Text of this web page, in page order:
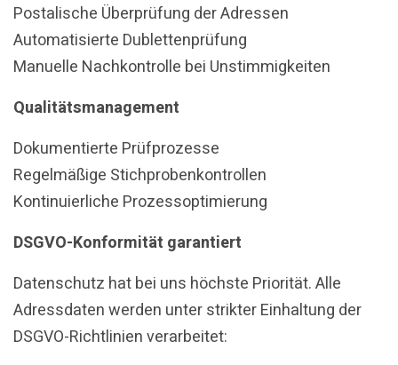
Postalische Überprüfung der Adressen
Automatisierte Dublettenprüfung
Manuelle Nachkontrolle bei Unstimmigkeiten
Qualitätsmanagement
Dokumentierte Prüfprozesse
Regelmäßige Stichprobenkontrollen
Kontinuierliche Prozessoptimierung
DSGVO-Konformität garantiert
Datenschutz hat bei uns höchste Priorität. Alle
Adressdaten werden unter strikter Einhaltung der
DSGVO-Richtlinien verarbeitet: